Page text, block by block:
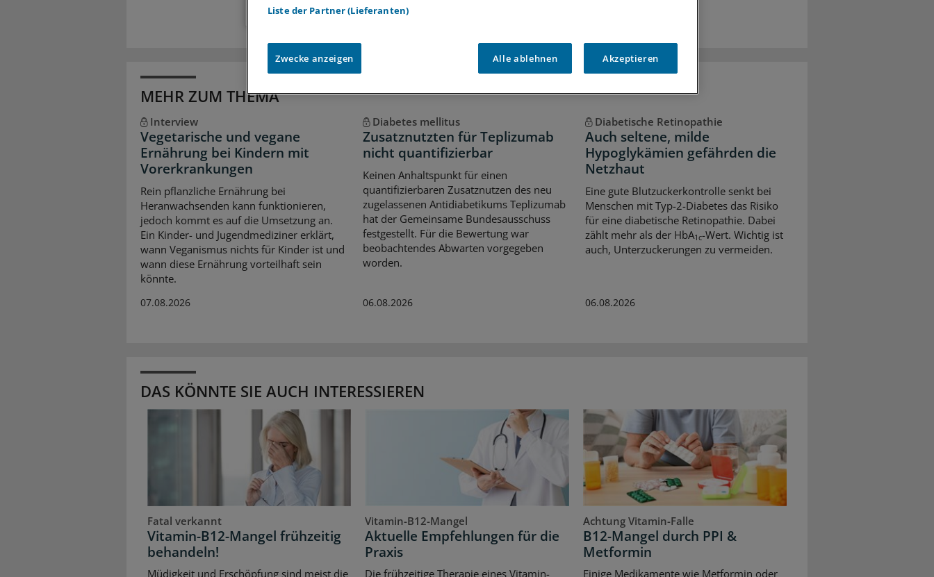
MEHR ZUM THEMA
Interview
Vegetarische und vegane
Ernährung bei Kindern mit
Vorerkrankungen
Rein pflanzliche Ernährung bei
Heranwachsenden kann funktionieren,
jedoch kommt es auf die Umsetzung an.
Ein Kinder- und Jugendmediziner erklärt,
wann Veganismus nichts für Kinder ist und
wann diese Ernährung vorteilhaft sein
könnte.
07.08.2026
Diabetes mellitus
Zusatznutzten für Teplizumab
nicht quantifizierbar
Keinen Anhaltspunkt für einen
quantifizierbaren Zusatznutzen des neu
zugelassenen Antidiabetikums Teplizumab
hat der Gemeinsame Bundesausschuss
festgestellt. Für die Bewertung war
beobachtendes Abwarten vorgegeben
worden.
06.08.2026
Diabetische Retinopathie
Auch seltene, milde
Hypoglykämien gefährden die
Netzhaut
Eine gute Blutzuckerkontrolle senkt bei
Menschen mit Typ-2-Diabetes das Risiko
für eine diabetische Retinopathie. Dabei
zählt mehr als der HbA1c-Wert. Wichtig ist
auch, Unterzuckerungen zu vermeiden.
06.08.2026
DAS KÖNNTE SIE AUCH INTERESSIEREN
Fatal verkannt
Vitamin-B12-Mangel frühzeitig
behandeln!
Müdigkeit und Erschöpfung sind meist die
Vitamin-B12-Mangel
Aktuelle Empfehlungen für die
Praxis
Die frühzeitige Therapie eines Vitamin-
Achtung Vitamin-Falle
B12-Mangel durch PPI &
Metformin
Einige Medikamente wie Metformin oder
Liste der Partner (Lieferanten)
Zwecke anzeigen Alle ablehnen Akzeptieren